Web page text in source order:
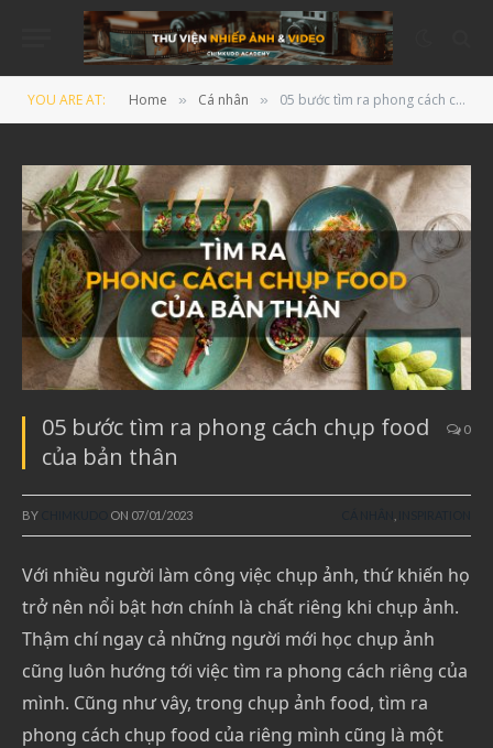
YOU ARE AT: Home » Cá nhân » 05 bước tìm ra phong cách chụp food của bản thân
05 bước tìm ra phong cách chụp food
của bản thân
0
BY ON 07/01/2023
Với nhiều người làm công việc chụp ảnh, thứ khiến họ
trở nên nổi bật hơn chính là chất riêng khi chụp ảnh.
Thậm chí ngay cả những người mới học chụp ảnh
cũng luôn hướng tới việc tìm ra phong cách riêng của
mình. Cũng như vây, trong chụp ảnh food, tìm ra
phong cách chụp food của riêng mình cũng là một